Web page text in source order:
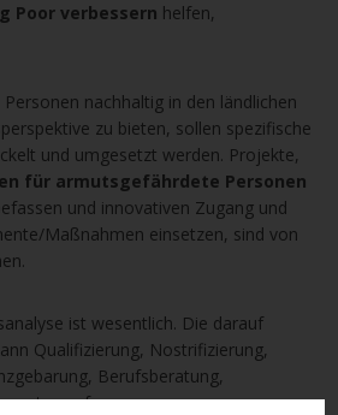
Poor verbessern helfen,
nachhaltig in den ländlichen
zu bieten, sollen spezifische
und umgesetzt werden. Projekte,
für armutsgefährdete Personen
und innovativen Zugang und
Maßnahmen einsetzen, sind von
ist wesentlich. Die darauf
Qualifizierung, Nostrifizierung,
Berufsberatung,
etc. umfassen.